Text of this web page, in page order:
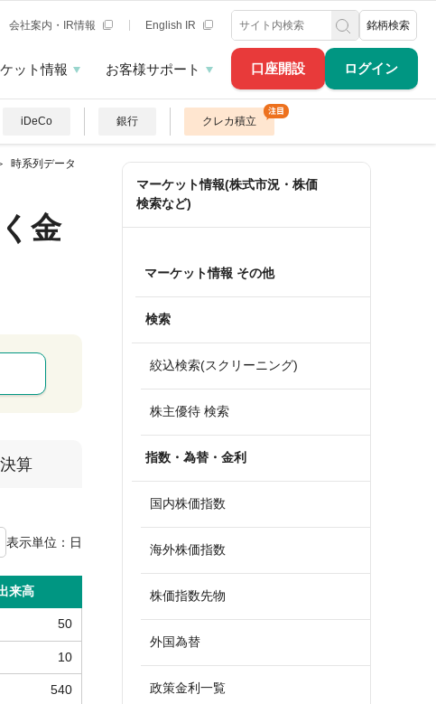
口座開設 ログイン
会社案内・IR情報 English IR 銘柄検索
ット情報 お客様サポート
iDeCo 銀行 クレカ積立
時系列データ
金
決算
表示単位： 日
来高
50
10
540
マーケット情報(株式市況・株価
検索など)
マーケット情報 その他
検索
絞込検索(スクリーニング)
株主優待 検索
指数・為替・金利
国内株価指数
海外株価指数
株価指数先物
外国為替
政策金利一覧